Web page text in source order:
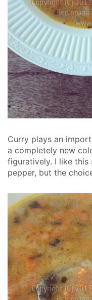
Curry plays an
a completely new
figuratively. I like
pepper, but the